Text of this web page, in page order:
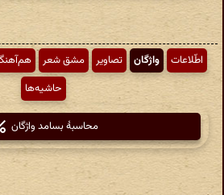
اطّلاعات واژگان تصاویر مشق شعر
حاشیه‌ها
محاسبهٔ بسامد واژگان